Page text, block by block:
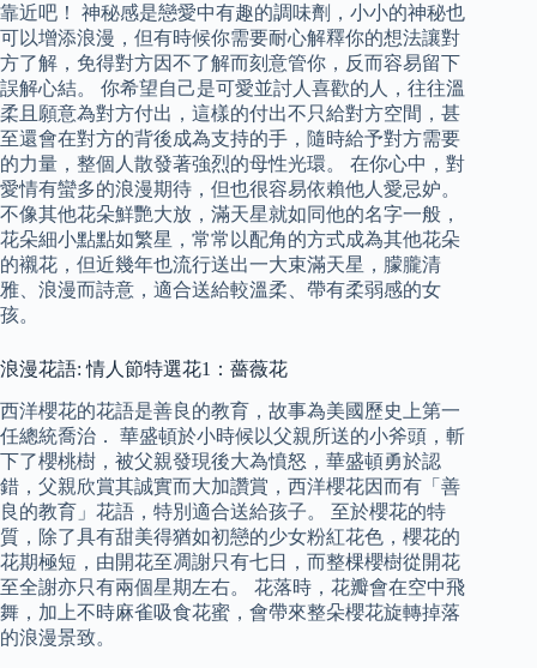
靠近吧！ 神秘感是戀愛中有趣的調味劑，小小的神秘也
可以增添浪漫，但有時候你需要耐心解釋你的想法讓對
方了解，免得對方因不了解而刻意管你，反而容易留下
誤解心結。 你希望自己是可愛並討人喜歡的人，往往溫
柔且願意為對方付出，這樣的付出不只給對方空間，甚
至還會在對方的背後成為支持的手，隨時給予對方需要
的力量，整個人散發著強烈的母性光環。 在你心中，對
愛情有蠻多的浪漫期待，但也很容易依賴他人愛忌妒。
不像其他花朵鮮艷大放，滿天星就如同他的名字一般，
花朵細小點點如繁星，常常以配角的方式成為其他花朵
的襯花，但近幾年也流行送出一大束滿天星，朦朧清
雅、浪漫而詩意，適合送給較溫柔、帶有柔弱感的女
孩。
浪漫花語: 情人節特選花1：薔薇花
西洋櫻花的花語是善良的教育，故事為美國歷史上第一
任總統喬治． 華盛頓於小時候以父親所送的小斧頭，斬
下了櫻桃樹，被父親發現後大為憤怒，華盛頓勇於認
錯，父親欣賞其誠實而大加讚賞，西洋櫻花因而有「善
良的教育」花語，特別適合送給孩子。 至於櫻花的特
質，除了具有甜美得猶如初戀的少女粉紅花色，櫻花的
花期極短，由開花至凋謝只有七日，而整棵櫻樹從開花
至全謝亦只有兩個星期左右。 花落時，花瓣會在空中飛
舞，加上不時麻雀吸食花蜜，會帶來整朵櫻花旋轉掉落
的浪漫景致。